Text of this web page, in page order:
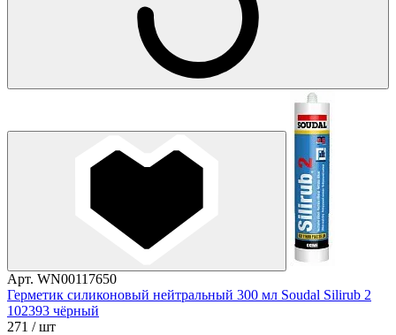
Арт. WN00117650
Герметик силиконовый нейтральный 300 мл Soudal Silirub 2
102393 чёрный
271 / шт